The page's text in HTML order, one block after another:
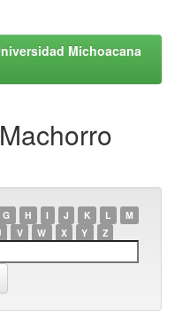
Michoacana
G H I J K L
M
V W X Y Z